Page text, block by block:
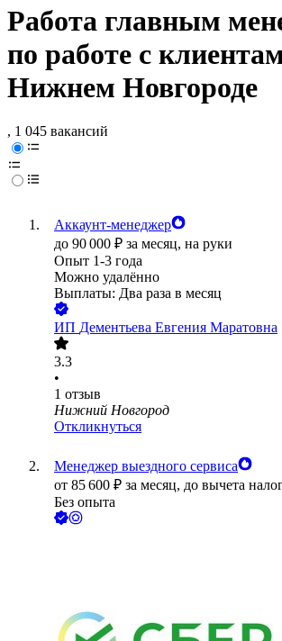
Работа главным
по работе с
Нижнем Новгороде
, 1 045 вакансий
Аккаунт-менеджер
до 90 000 ₽ за месяц, на руки
Опыт 1-3 года
Можно удалённо
Выплаты: Два раза в месяц
ИП Дементьева Евгения Маратовна
3.3
•
1 отзыв
Нижний Новгород
Откликнуться
Менеджер выездного сервиса
от 85 600 ₽ за месяц, до вычета
Без опыта